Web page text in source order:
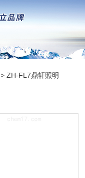
> ZH-FL7鼎轩照明